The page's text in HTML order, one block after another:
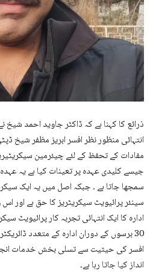
ذرائع کا کہنا ہے کہ ڈاکٹر جاوید احمد شیخ
انتہائی منظور نظر افسر ابریز مظفر شیخ
مفادات کے تحفظ کے لئے چیئرمین
جیسے کلیدی عہدہ پر تعینات کیا ہے یہ
سمجھا جاتا ہے ۔ جبکہ اصل میں یہ ایک
سینئر پرائیویٹ سیکریٹریز کا حق ہے
ادارہ کا ایک انتہائی تجربہ کار پرائیویٹ
30 برسوں کے دوران ادارہ کے متعدد
افسر کی حیثیت سے تسلی بخش خدمات
انداز کیا جاتا رہا ہے۔